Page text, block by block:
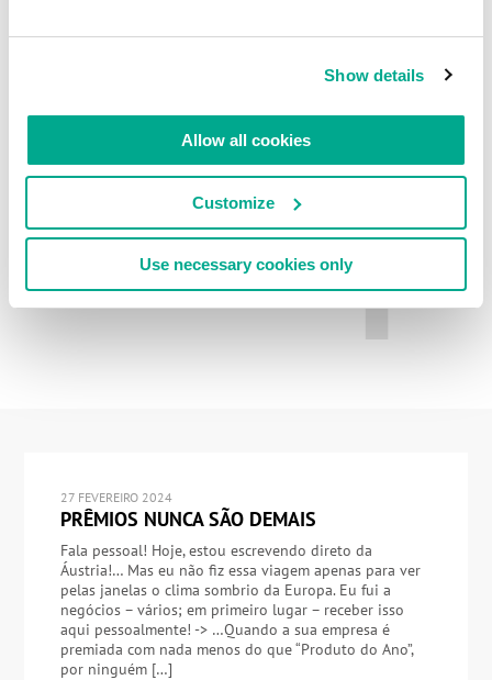
Show details
Allow all cookies
Customize
Use necessary cookies only
27 FEVEREIRO 2024
PRÊMIOS NUNCA SÃO DEMAIS
Fala pessoal! Hoje, estou escrevendo direto da
Áustria!… Mas eu não fiz essa viagem apenas para ver
pelas janelas o clima sombrio da Europa. Eu fui a
negócios – vários; em primeiro lugar – receber isso
aqui pessoalmente! -> …Quando a sua empresa é
premiada com nada menos do que “Produto do Ano”,
por ninguém […]